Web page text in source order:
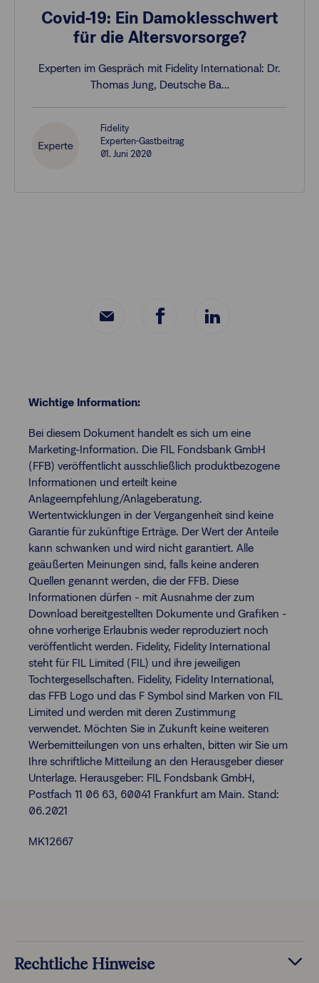
Covid-19: Ein Damoklesschwert
für die Altersvorsorge?
Experten im Gespräch mit Fidelity International: Dr.
Thomas Jung, Deutsche Ba…
Fidelity
Experten-Gastbeitrag
01. Juni 2020
Wichtige Information:
Bei diesem Dokument handelt es sich um eine
Marketing-Information. Die FIL Fondsbank GmbH
(FFB) veröffentlicht ausschließlich produktbezogene
Informationen und erteilt keine
Anlageempfehlung/Anlageberatung.
Wertentwicklungen in der Vergangenheit sind keine
Garantie für zukünftige Erträge. Der Wert der Anteile
kann schwanken und wird nicht garantiert. Alle
geäußerten Meinungen sind, falls keine anderen
Quellen genannt werden, die der FFB. Diese
Informationen dürfen - mit Ausnahme der zum
Download bereitgestellten Dokumente und Grafiken -
ohne vorherige Erlaubnis weder reproduziert noch
veröffentlicht werden. Fidelity, Fidelity International
steht für FIL Limited (FIL) und ihre jeweiligen
Tochtergesellschaften. Fidelity, Fidelity International,
das FFB Logo und das F Symbol sind Marken von FIL
Limited und werden mit deren Zustimmung
verwendet. Möchten Sie in Zukunft keine weiteren
Werbemitteilungen von uns erhalten, bitten wir Sie um
Ihre schriftliche Mitteilung an den Herausgeber dieser
Unterlage. Herausgeber: FIL Fondsbank GmbH,
Postfach 11 06 63, 60041 Frankfurt am Main. Stand:
06.2021
MK12667
Rechtliche Hinweise